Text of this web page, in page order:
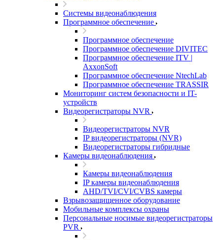
Системы видеонаблюдения
Программное обеспечение
Программное обеспечение
Программное обеспечение DIVITEC
Программное обеспечение ITV |
AxxonSoft
Программное обеспечение NtechLab
Программное обеспечение TRASSIR
Мониторинг систем безопасности и IT-
устройств
Видеорегистраторы NVR
Видеорегистраторы NVR
IP видеорегистраторы (NVR)
Видеорегистраторы гибридные
Камеры видеонаблюдения
Камеры видеонаблюдения
IP камеры видеонаблюдения
AHD/TVI/CVI/CVBS камеры
Взрывозащищенное оборудование
Мобильные комплексы охраны
Персональные носимые видеорегистраторы
PVR